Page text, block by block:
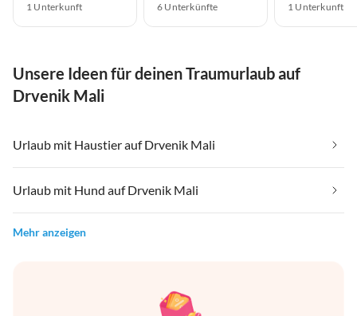
1 Unterkunft 6 Unterkünfte 1 Unterkunft
Unsere Ideen für deinen Traumurlaub auf
Drvenik Mali
Urlaub mit Haustier auf Drvenik Mali
Urlaub mit Hund auf Drvenik Mali
Mehr anzeigen